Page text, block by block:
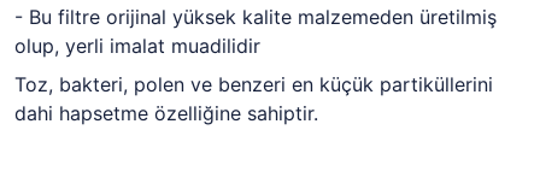
- Bu filtre orijinal yüksek kalite malzemeden üretilmiş
olup, yerli imalat muadilidir
Toz, bakteri, polen ve benzeri en küçük partiküllerini
dahi hapsetme özelliğine sahiptir.